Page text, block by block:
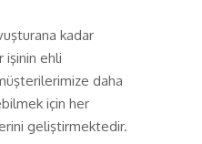
kadar
işinin ehli
daha
için her
geliştirmektedir.